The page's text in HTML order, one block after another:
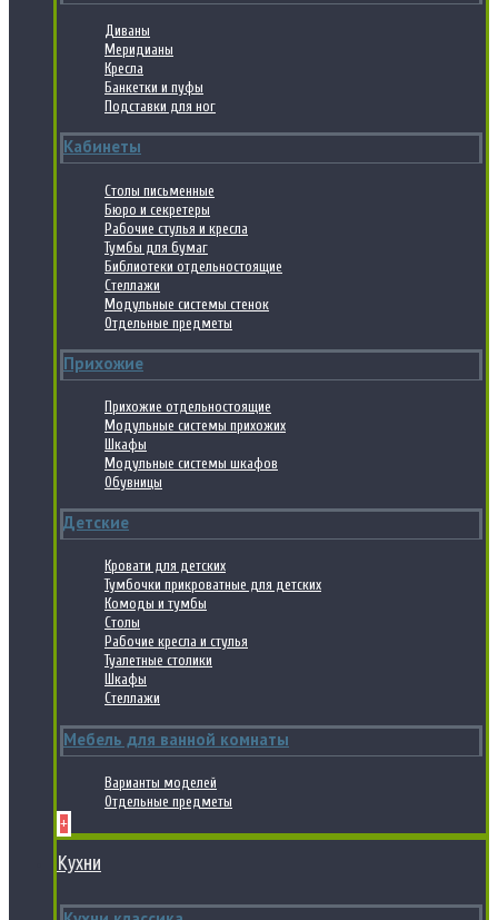
Диваны
Меридианы
Кресла
Банкетки и пуфы
Подставки для ног
Кабинеты
Столы письменные
Бюро и секретеры
Рабочие стулья и кресла
Тумбы для бумаг
Библиотеки отдельностоящие
Стеллажи
Модульные системы стенок
Отдельные предметы
Прихожие
Прихожие отдельностоящие
Модульные системы прихожих
Шкафы
Модульные системы шкафов
Обувницы
Детские
Кровати для детских
Тумбочки прикроватные для детских
Комоды и тумбы
Столы
Рабочие кресла и стулья
Туалетные столики
Шкафы
Стеллажи
Мебель для ванной комнаты
Варианты моделей
Отдельные предметы
+
Кухни